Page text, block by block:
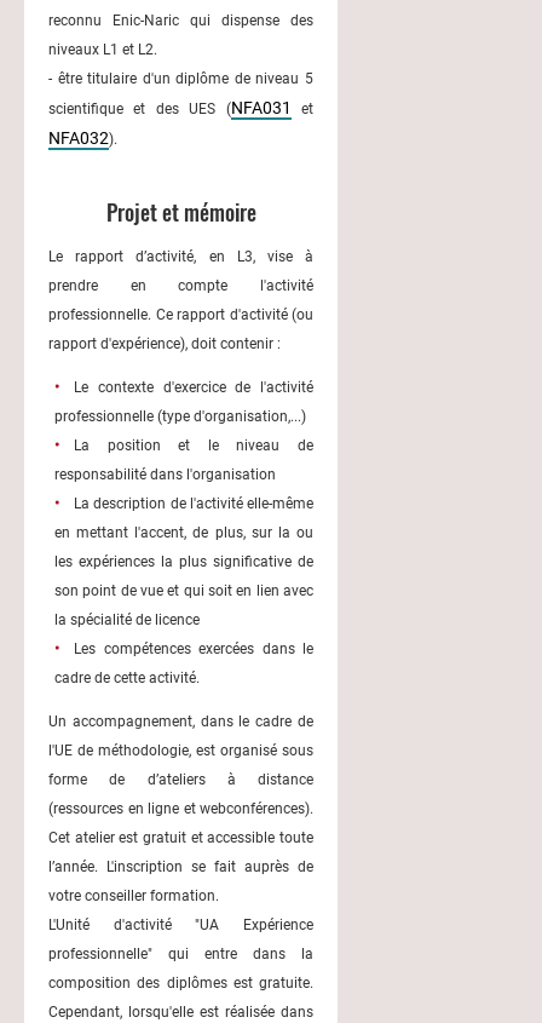
reconnu Enic-Naric qui dispense des
niveaux L1 et L2.
- être titulaire d'un diplôme de niveau 5
scientifique et des UES (NFA031 et
NFA032).
Projet et mémoire
Le rapport d’activité, en L3, vise à
prendre en compte l'activité
professionnelle. Ce rapport d'activité (ou
rapport d'expérience), doit contenir :
Le contexte d'exercice de l'activité
professionnelle (type d'organisation,...)
La position et le niveau de
responsabilité dans l'organisation
La description de l'activité elle-même
en mettant l'accent, de plus, sur la ou
les expériences la plus significative de
son point de vue et qui soit en lien avec
la spécialité de licence
Les compétences exercées dans le
cadre de cette activité.
Un accompagnement, dans le cadre de
l'UE de méthodologie, est organisé sous
forme de d’ateliers à distance
(ressources en ligne et webconférences).
Cet atelier est gratuit et accessible toute
l’année. L'inscription se fait auprès de
votre conseiller formation.
L'Unité d'activité "UA Expérience
professionnelle" qui entre dans la
composition des diplômes est gratuite.
Cependant, lorsqu'elle est réalisée dans